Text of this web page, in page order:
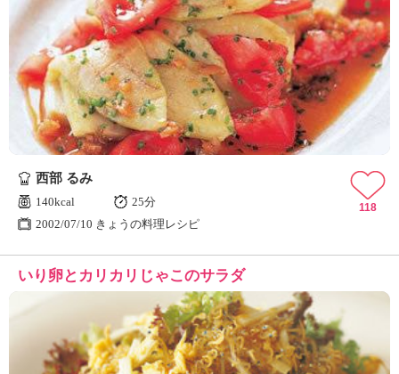
西部 るみ
140kcal
25分
2002/07/10 きょうの料理レシピ
118
いり卵とカリカリじゃこのサラダ